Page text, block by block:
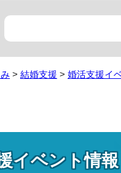
> 結婚支援 > 婚活支援イ
イベント情